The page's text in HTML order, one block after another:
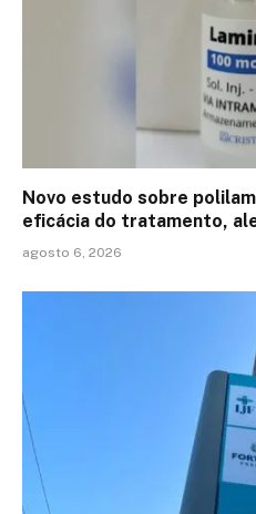
Novo estudo sobre
eficácia do tratamento,
agosto 6, 2026